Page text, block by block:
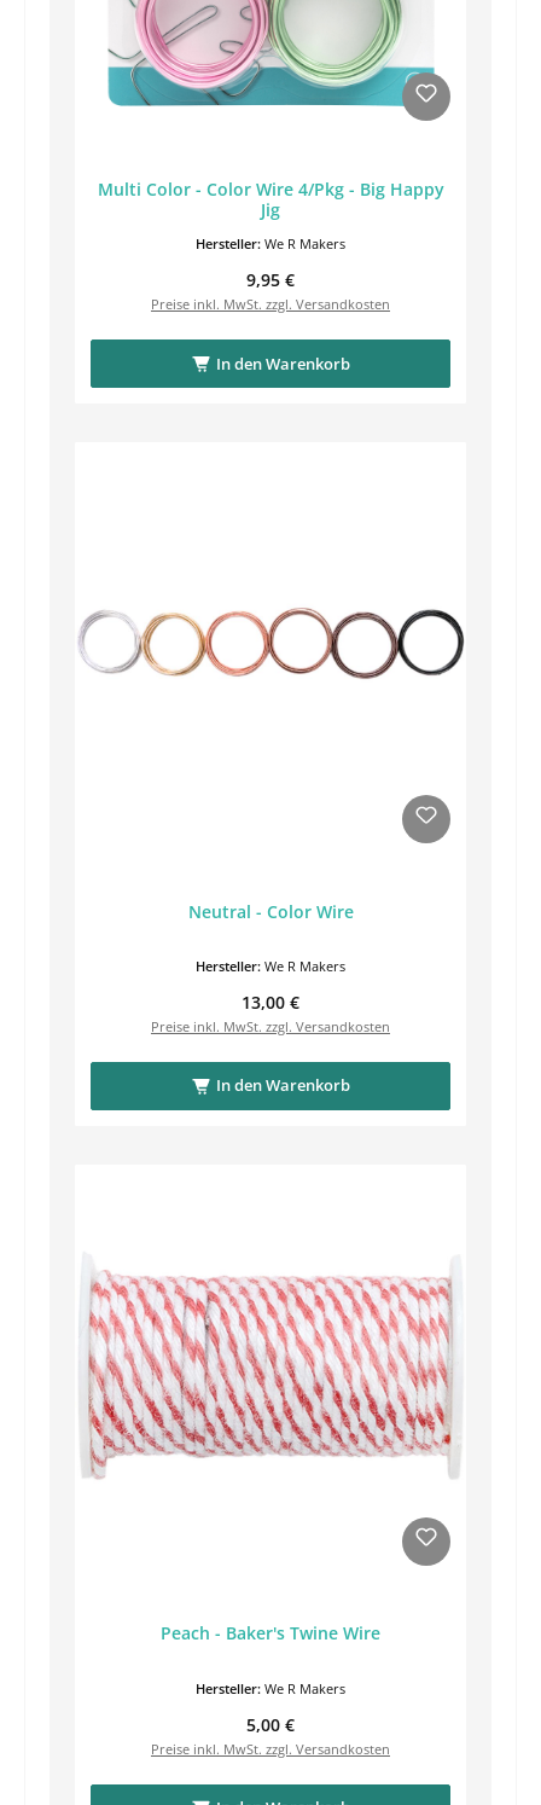
Multi Color - Color Wire 4/Pkg - Big Happy
Jig
Hersteller: We R Makers
Regulärer Preis:
9,95 €
Preise inkl. MwSt. zzgl. Versandkosten
In den Warenkorb
Neutral - Color Wire
Hersteller: We R Makers
Regulärer Preis:
13,00 €
Preise inkl. MwSt. zzgl. Versandkosten
In den Warenkorb
Peach - Baker's Twine Wire
Hersteller: We R Makers
Regulärer Preis:
5,00 €
Preise inkl. MwSt. zzgl. Versandkosten